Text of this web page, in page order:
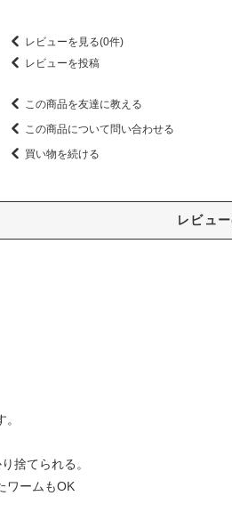
レビューを見る(0件)
レビューを投稿
この商品を友達に教える
この商品について問い合わせる
買い物を続ける
レビュ
捨てられる。
ワームもOK